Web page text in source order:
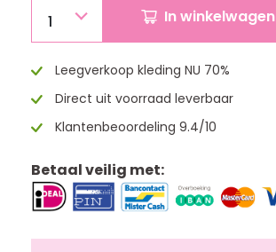
1 In winkelwagen
Leegverkoop kleding NU 70%
Direct uit voorraad leverbaar
Klantenbeoordeling 9.4/10
Betaal veilig met: